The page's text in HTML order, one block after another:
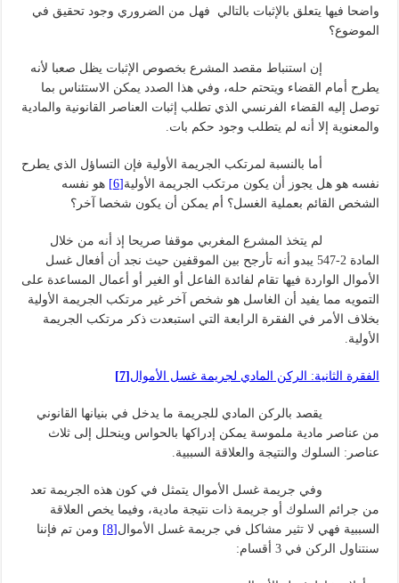
واضحا فيها يتعلق بالإثبات بالتالي فهل من الضروري وجود تحقيق في
الموضوع؟
إن استنباط مقصد المشرع بخصوص الإثبات يظل صعبا لأنه
يطرح أمام القضاء ويتحتم حله، وفي هذا الصدد يمكن الاستئناس بما
توصل إليه القضاء الفرنسي الذي تطلب إثبات العناصر القانونية والمادية
والمعنوية إلا أنه لم يتطلب وجود حكم بات.
أما بالنسبة لمرتكب الجريمة الأولية فإن التساؤل الذي يطرح
نفسه هو هل يجوز أن يكون مرتكب الجريمة الأولية [6]
هو نفسه
الشخص القائم بعملية الغسل؟ أم يمكن أن يكون شخصا آخر؟
لم يتخذ المشرع المغربي موقفا صريحا إذ أنه من خلال
المادة 2-547 يبدو أنه تأرجح بين الموقفين حيث نجد أن أفعال غسل
الأموال الواردة فيها تقام لفائدة الفاعل أو الغير أو أعمال المساعدة على
التمويه مما يفيد أن الغاسل هو شخص آخر غير مرتكب الجريمة الأولية
بخلاف الأمر في الفقرة الرابعة التي استبعدت ذكر مرتكب الجريمة
الأولية.
الفقرة الثانية: الركن المادي لجريمة غسل الأموال [7]
يقصد بالركن المادي للجريمة ما يدخل في بنيانها القانوني
من عناصر مادية ملموسة يمكن إدراكها بالحواس وينحلل إلى ثلاث
عناصر: السلوك والنتيجة والعلاقة السببية.
وفي جريمة غسل الأموال يتمثل في كون هذه الجريمة تعد
من جرائم السلوك أو جريمة ذات نتيجة مادية، وفيما يخص العلاقة
السببية فهي لا تثير مشاكل في جريمة غسل الأموال [8]
ومن تم فإننا
سنتناول الركن في 3 أقسام: